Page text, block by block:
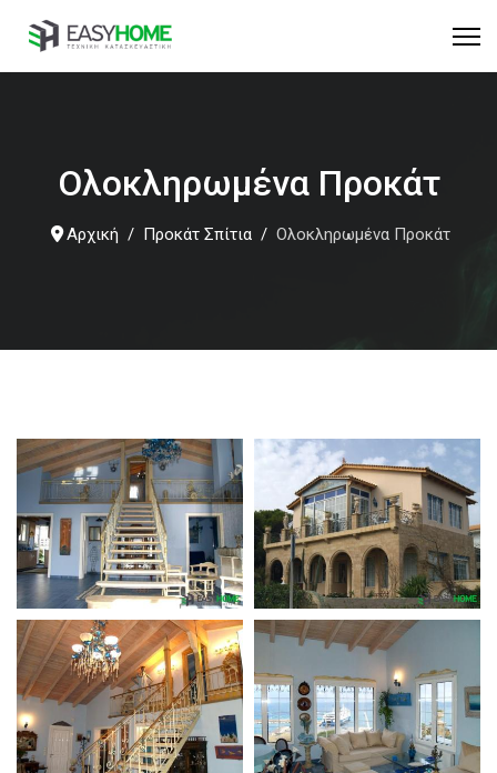
Ολοκληρωμένα Προκάτ
Αρχική Προκάτ Σπίτια Ολοκληρωμένα Προκάτ